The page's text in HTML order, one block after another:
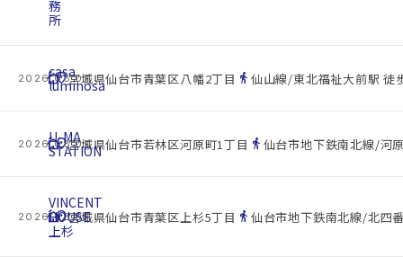
務
所
2026.08.07
cottage
casa
luminosa
location_on宮城県仙台市青葉区八幡2丁目 directions_walk 仙山線/東北福祉大前駅 徒
2026.08.07
cottage
U-MA
STATION
location_on宮城県仙台市若林区河原町1丁目 directions_walk 仙台市地下鉄南北線/河
2026.08.07
cottage
VINCENT
HOUSE
上杉
location_on宮城県仙台市青葉区上杉5丁目 directions_walk 仙台市地下鉄南北線/北四